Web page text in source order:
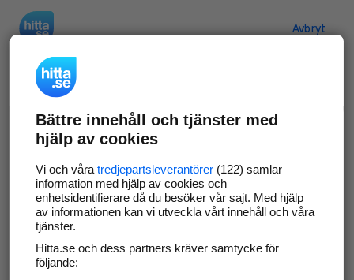
Avbryt
Verifiera ditt företag
Gör som 69 569företag
företagssida på hitta.se och syns bättre mot
kunder i ditt närområde. Helt kostnadsfritt.
Uppdatera din företagsinformation
Svara på och hantera dina omdömen
Bättre innehåll och tjänster med
hjälp av cookies
Vi och våra tredjepartsleverantörer(122) samlar
information med hjälp av cookies och
enhetsidentifierare då du besöker vår sajt. Med hjälp
av informationen kan vi utveckla vårt innehåll och våra
tjänster.
Hitta.se och dess partners kräver samtycke för
följande: